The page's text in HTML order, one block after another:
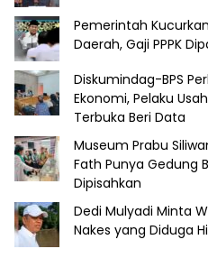
Pemerintah
Daerah, Gaji PPPK
Diskumindag-BPS
Ekonomi, Pelaku
Terbuka Beri Data
Museum Prabu
Fath Punya Gedung
Dipisahkan
Dedi Mulyadi Minta
Nakes yang Diduga